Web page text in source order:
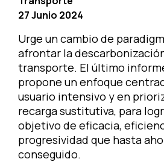
27 Junio 2024
Urge un cambio de
afrontar la
transporte. El último
propone un enfoque
usuario intensivo y en
recarga sustitutiva, para
objetivo de eficacia,
progresividad que hasta
conseguido.